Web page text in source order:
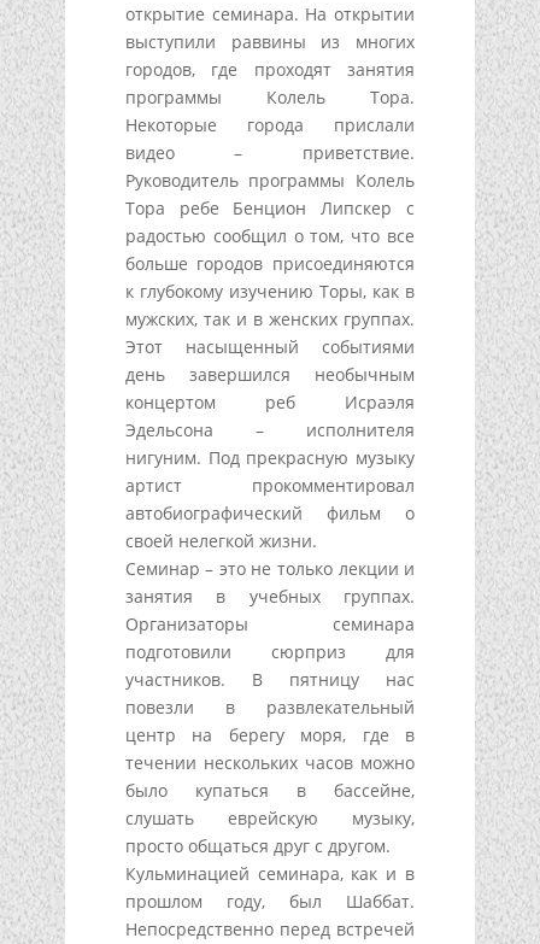
открытие семинара. На открытии
выступили раввины из многих
городов, где проходят занятия
программы Колель Тора.
Некоторые города прислали
видео – приветствие.
Руководитель программы Колель
Тора ребе Бенцион Липскер с
радостью сообщил о том, что все
больше городов присоединяются
к глубокому изучению Торы, как в
мужских, так и в женских группах.
Этот насыщенный событиями
день завершился необычным
концертом реб Исраэля
Эдельсона – исполнителя
нигуним. Под прекрасную музыку
артист прокомментировал
автобиографический фильм о
своей нелегкой жизни.
Семинар – это не только лекции и
занятия в учебных группах.
Организаторы семинара
подготовили сюрприз для
участников. В пятницу нас
повезли в развлекательный
центр на берегу моря, где в
течении нескольких часов можно
было купаться в бассейне,
слушать еврейскую музыку,
просто общаться друг с другом.
Кульминацией семинара, как и в
прошлом году, был Шаббат.
Непосредственно перед встречей